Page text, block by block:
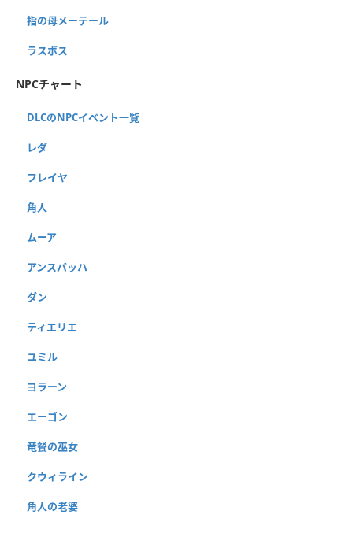
指の母メーテール
ラスボス
NPCチャート
DLCのNPCイベント一覧
レダ
フレイヤ
角人
ムーア
アンスバッハ
ダン
ティエリエ
ユミル
ヨラーン
エーゴン
竜餐の巫女
クウィライン
角人の老婆